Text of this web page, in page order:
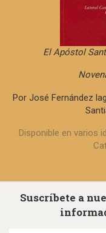
El Apóstol
Por José Fernández
Disponible en varios
Suscríbete a